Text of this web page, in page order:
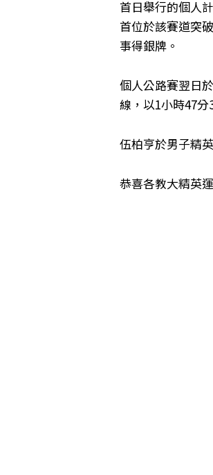
首日舉行的個人
首位於該賽道突
事得銀牌。
個人公路賽翌日
線，以1小時47
伍柏亨於男子精
恭喜各教大精英